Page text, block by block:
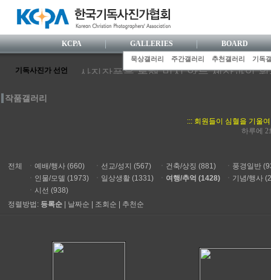
KCPA GALLERIES
묵상갤러리 주간갤러리 추천갤러리 기독
BOARD
기독사진가 선언
사진작품을 통해 믿지 않는 세상과의
한국사람 특유의 섬세한 감수성으로
정의와 사랑을 실천하는 사진 행위로,
사진영상 속에 기독교 복음을 담아내
작품갤러리
::: 회원들이 심혈을 기울
하루에 2
전체 ㆍ 예배/행사 (660) ㆍ 선교/성지 (567) ㆍ 건축/상징 (881) ㆍ 풍경일반
ㆍ 인물/모델 (1973) ㆍ 일상생활 (1331) ㆍ 여행/추억 (1428) ㆍ 기념/행사
ㆍ 시선 (938)
정렬방법: 등록순 날짜순 조회순 추천순